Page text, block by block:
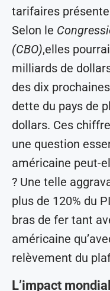
tarifaires
Selon le
(CBO),elles
milliards de
des dix
dette du pays de
dollars. Ces
une question
américaine peut-
? Une telle
plus de 120% du
bras de fer tant
américaine
relèvement du
L’impact